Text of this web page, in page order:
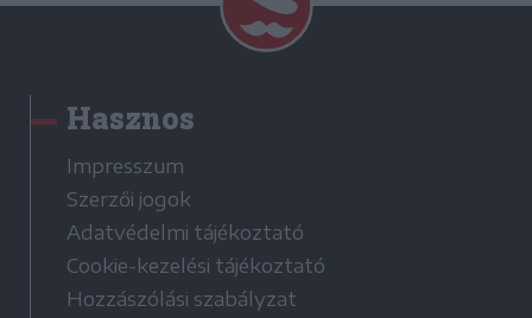
Hasznos
Impresszum
Szerzői jogok
Adatvédelmi tájékoztató
Cookie-kezelési tájékoztató
Hozzászólási szabályzat